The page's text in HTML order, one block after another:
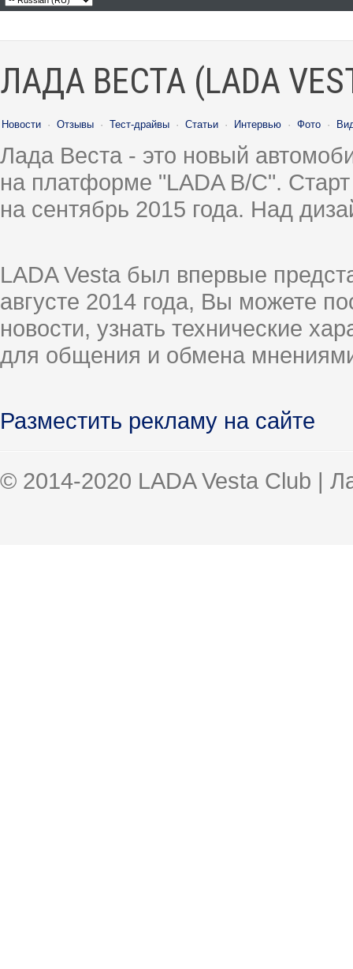
ЛАДА ВЕСТА (LADA
Новости · Отзывы · Тест-драйвы · Статьи · Интервью · Фото ·
Лада Веста - это новый
на платформе "LADA B/C".
на сентябрь 2015 года. Над
LADA Vesta был впервые
августе 2014 года, Вы можете
новости, узнать технические
для общения и обмена
Разместить рекламу на сайте
© 2014-2020 LADA Vesta Club |